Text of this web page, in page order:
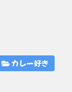
カレー好き